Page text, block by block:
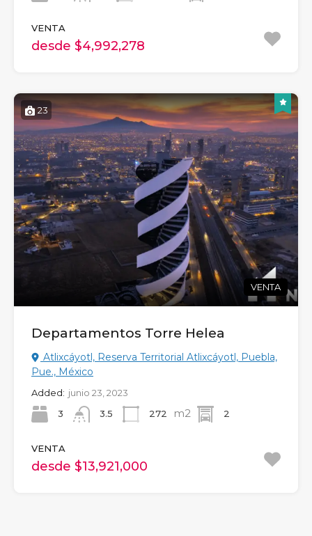
VENTA
desde $4,992,278
23
VENTA
Departamentos Torre Helea
Atlixcáyotl, Reserva Territorial Atlixcáyotl, Puebla,
Pue., México
Added: junio 23, 2023
3
3.5 272 m2 2
VENTA
desde $13,921,000